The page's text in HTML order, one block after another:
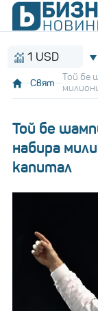
Свят
Той бе
Той бе
набира
капитал